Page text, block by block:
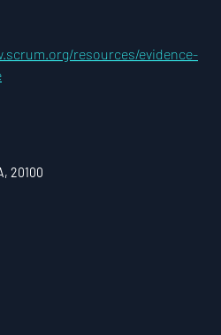
resources/evidence-
20100